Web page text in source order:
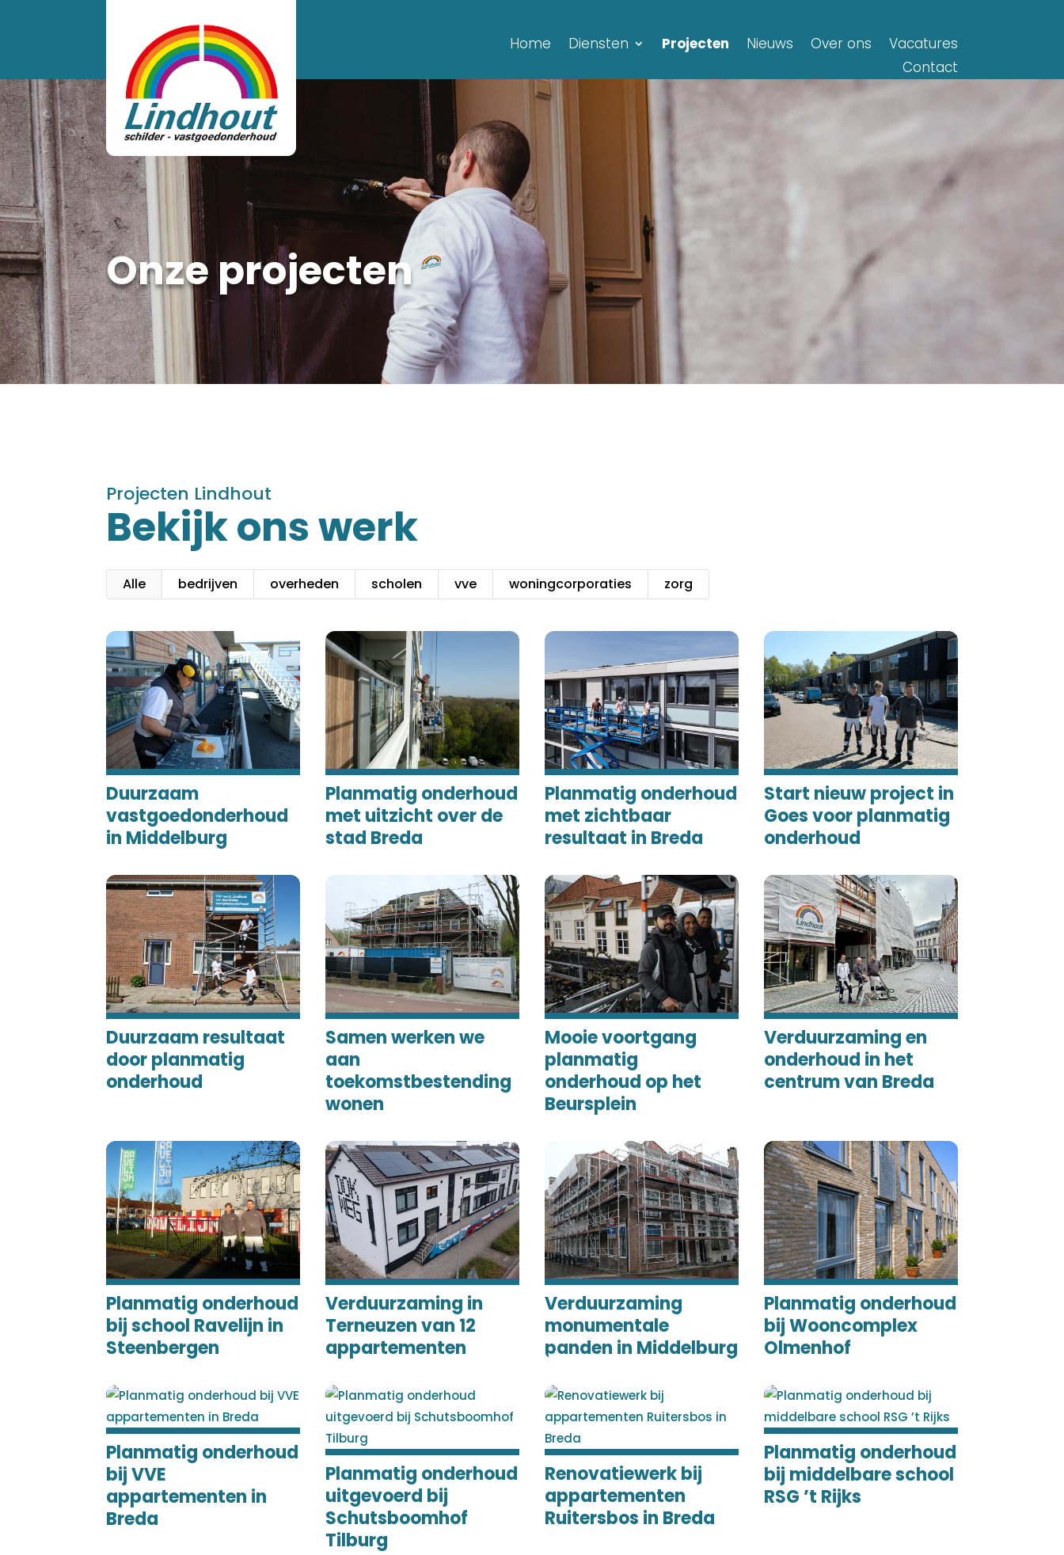
Home Diensten Projecten Nieuws Over ons
Vacatures
Contact
Onze projecten
Projecten Lindhout
Bekijk ons werk
Alle bedrijven overheden scholen vve woningcorporaties zorg
Duurzaam
vastgoedonderhoud
in Middelburg
Planmatig onderhoud
met uitzicht over de
stad Breda
Planmatig onderhoud
met zichtbaar
resultaat in Breda
Start nieuw project in
Goes voor planmatig
onderhoud
Duurzaam resultaat
door planmatig
onderhoud
Samen werken we
aan
toekomstbestending
wonen
Mooie voortgang
planmatig
onderhoud op het
Beursplein
Verduurzaming en
onderhoud in het
centrum van Breda
Planmatig onderhoud
bij school Ravelijn in
Steenbergen
Verduurzaming in
Terneuzen van 12
appartementen
Verduurzaming
monumentale
panden in Middelburg
Planmatig onderhoud
bij Wooncomplex
Olmenhof
Planmatig onderhoud
bij VVE
appartementen in
Breda
Planmatig onderhoud
uitgevoerd bij
Schutsboomhof
Tilburg
Renovatiewerk bij
appartementen
Ruitersbos in Breda
Planmatig onderhoud
bij middelbare school
RSG ’t Rijks